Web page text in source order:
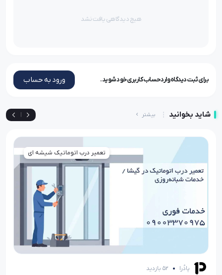
هیچ دیدگاهی یافت نشد
برای ثبت دیدگاه وارد حساب کاربری خود شوید. ورود به حساب
شاید بخوانید بیشتر
تعمیر درب اتوماتیک شیشه ای
پادُرا 52 بازدید